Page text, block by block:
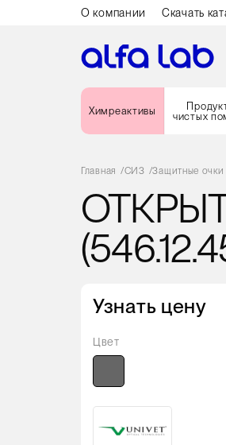
О компании Скачать
Химреактивы
чистых
Главная /СИЗ /Защитные очки
Узнать цену
Цвет